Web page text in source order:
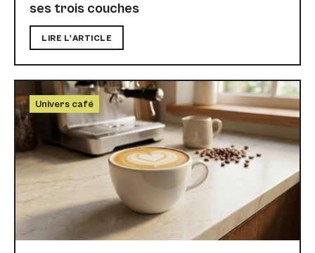
ses trois couches
LIRE L'ARTICLE
Univers café